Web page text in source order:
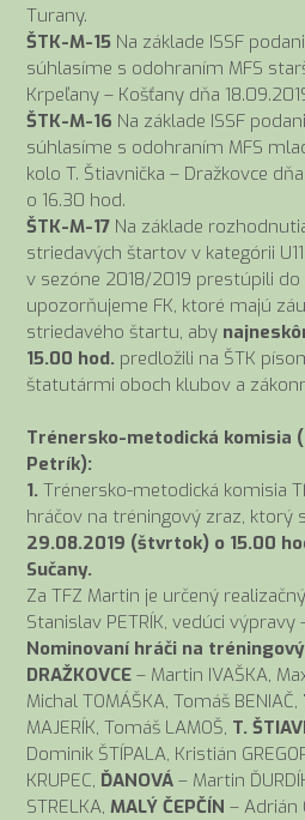
Turany.
ŠTK-M-15 Na základe ISSF
súhlasíme s odohraním MFS
Krpeľany – Košťany dňa
ŠTK-M-16 Na základe ISSF
súhlasíme s odohraním MFS
kolo T. Štiavnička – Dražkovce
o 16.30 hod.
ŠTK-M-17 Na základe
striedavých štartov v kategórii
v sezóne 2018/2019 prestúpili do
upozorňujeme FK, ktoré majú
striedavého štartu, aby
15.00 hod. predložili na ŠTK
štatutármi oboch klubov a
Trénersko-metodická komisia
Petrík):
1. Trénersko-metodická komisia
hráčov na tréningový zraz, ktorý
29.08.2019 (štvrtok) o 15.00
Sučany.
Za TFZ Martin je určený
Stanislav PETRÍK, vedúci výpravy
Nominovaní hráči na
DRAŽKOVCE – Martin IVAŠKA,
Michal TOMÁŠKA, Tomáš BENIAČ,
MAJERÍK, Tomáš LAMOŠ, T.
Dominik ŠTÍPALA, Kristián
KRUPEC, ĎANOVÁ – Martin
STRELKA, MALÝ ČEPČÍN – Adrián